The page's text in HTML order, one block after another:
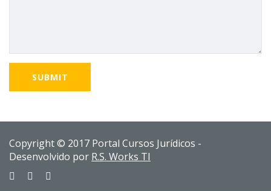
Copyright © 2017 Portal Cursos Jurídicos -
Desenvolvido por R.S. Works TI